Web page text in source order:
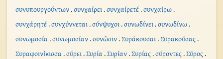
συνυπουργούντων.συνχαίρει.συνχαίρετέ.συνχαίρω.
συνχάρητέ.συνχύννεται.σύνψυχοι.συνωδίνει.συνωδίνω.
συνωμοσία .συνωμοσίαν.συνῶσιν.Συράκουσαι.Συρακούσας.
Συραφοινίκισσα .σύρει.Συρία .Συρίαν.Συρίας.σύροντες.Σύρος.